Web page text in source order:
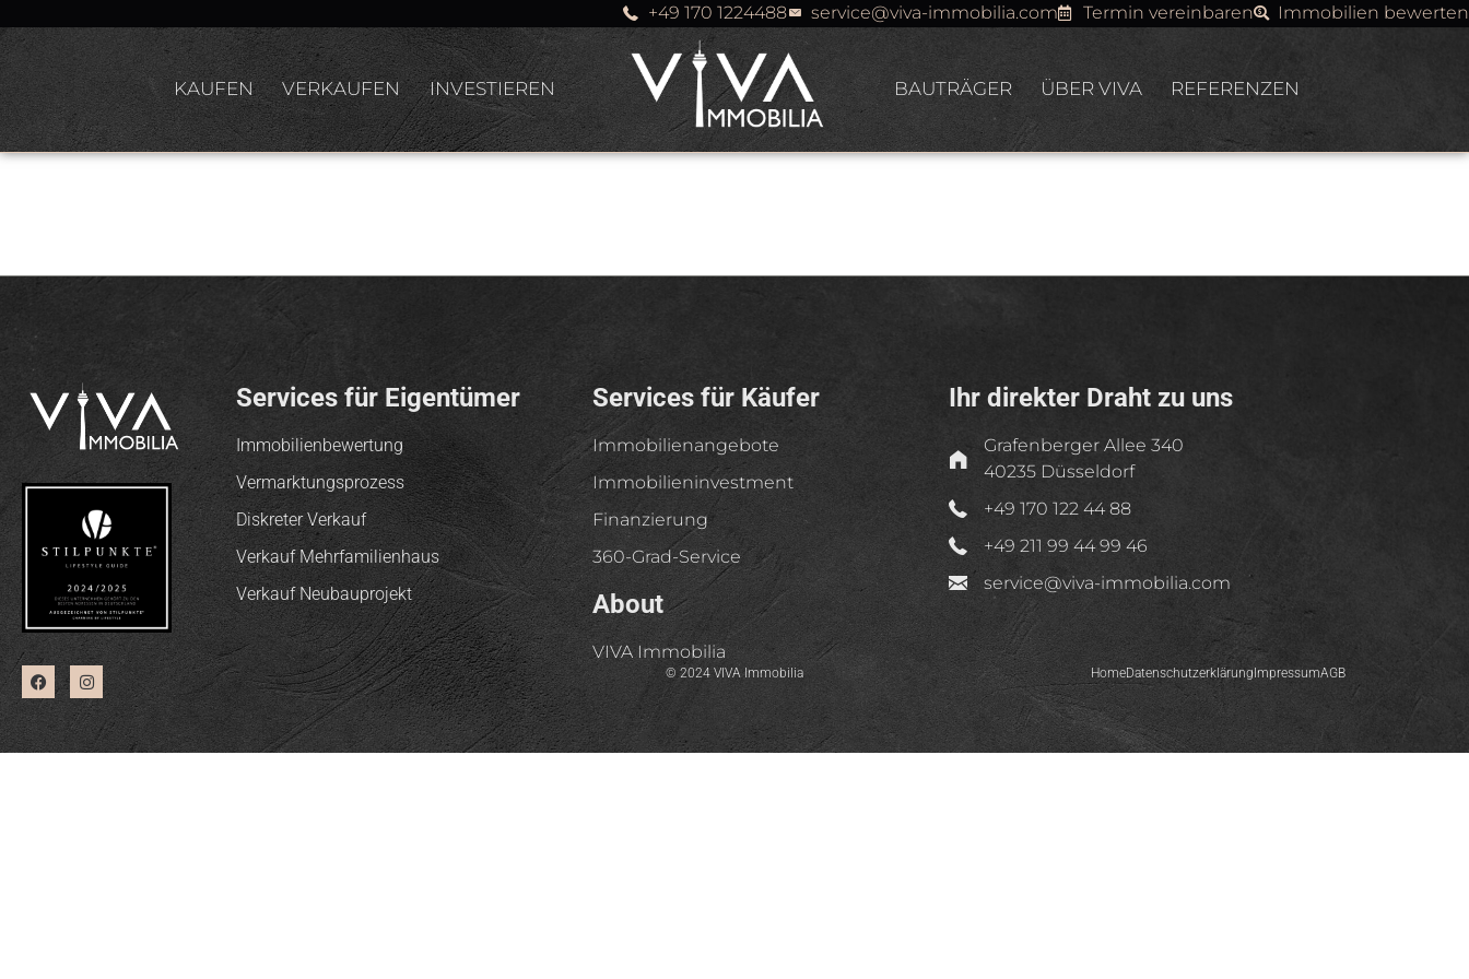
+49 170 1224488 service@viva-immobilia.com Termin vereinbaren Immobilien bewerten
KAUFEN VERKAUFEN INVESTIEREN BAUTRÄGER ÜBER VIVA REFERENZEN
Services für Eigentümer
Immobilienbewertung
Vermarktungsprozess
Diskreter Verkauf
Verkauf Mehrfamilienhaus
Verkauf Neubauprojekt
Services für Käufer
Immobilienangebote
Immobilieninvestment
Finanzierung
360-Grad-Service
About
VIVA Immobilia
Ihr direkter Draht zu uns
Grafenberger Allee 340
40235 Düsseldorf
+49 170 122 44 88
+49 211 99 44 99 46
service@viva-immobilia.com
© 2024 VIVA Immobilia HomeDatenschutzerklärung ImpressumAGB